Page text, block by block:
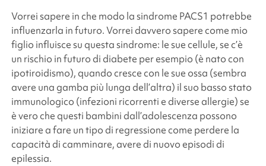
Vorrei sapere in che modo la sindrome PACS1 potrebbe
influenzarla in futuro. Vorrei davvero sapere come mio
figlio influisce su questa sindrome: le sue cellule, se c’è
un rischio in futuro di diabete per esempio (è nato con
ipotiroidismo), quando cresce con le sue ossa (sembra
avere una gamba più lunga dell’altra) il suo basso stato
immunologico (infezioni ricorrenti e diverse allergie) se
è vero che questi bambini dall’adolescenza possono
iniziare a fare un tipo di regressione come perdere la
capacità di camminare, avere di nuovo episodi di
epilessia.